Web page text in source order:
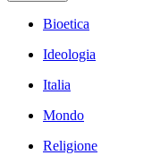
Bioetica
Ideologia
Italia
Mondo
Religione